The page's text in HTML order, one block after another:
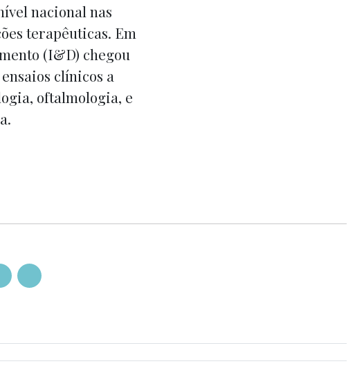
nacional nas
terapêuticas. Em
(I&D) chegou
clínicos a
oftalmologia, e